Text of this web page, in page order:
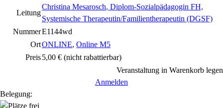
Leitung
Christina Mesarosch, Diplom-Sozialpädagogin FH,
Systemische Therapeutin/Familientherapeutin (DGSF)
NummerE1144wd
OrtONLINE, Online M5
Preis5,00 € (nicht rabattierbar)
Veranstaltung in Warenkorb legen
Anmelden
Belegung: